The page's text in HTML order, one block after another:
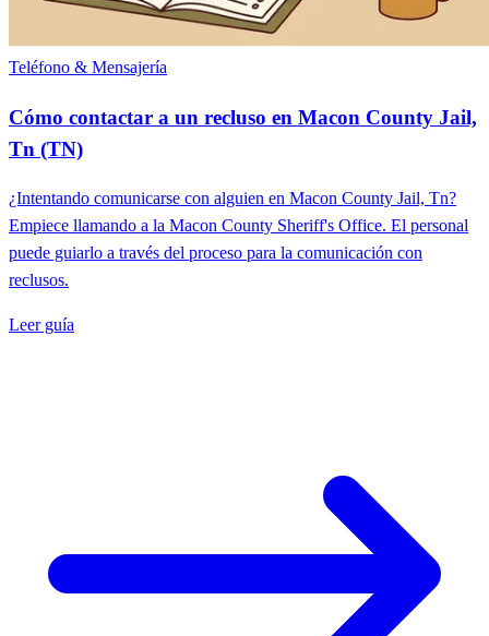
Teléfono & Mensajería
Cómo contactar a un recluso en Macon County Jail,
Tn (TN)
¿Intentando comunicarse con alguien en Macon County Jail, Tn?
Empiece llamando a la Macon County Sheriff's Office. El personal
puede guiarlo a través del proceso para la comunicación con
reclusos.
Leer guía